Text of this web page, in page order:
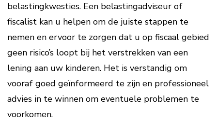
belastingkwesties. Een belastingadviseur of
fiscalist kan u helpen om de juiste stappen te
nemen en ervoor te zorgen dat u op fiscaal gebied
geen risico’s loopt bij het verstrekken van een
lening aan uw kinderen. Het is verstandig om
vooraf goed geïnformeerd te zijn en professioneel
advies in te winnen om eventuele problemen te
voorkomen.